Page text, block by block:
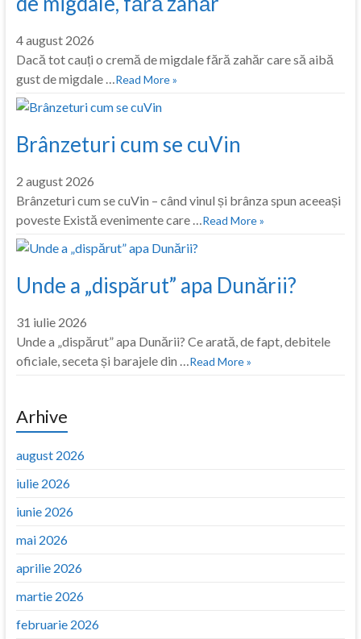
4 august 2026
Dacă tot cauți o cremă de migdale fără zahăr care să aibă
gust de migdale …Read More »
Brânzeturi cum se cuVin
2 august 2026
Brânzeturi cum se cuVin – când vinul și brânza spun aceeași
poveste Există evenimente care …Read More »
Unde a „dispărut” apa Dunării?
31 iulie 2026
Unde a „dispărut” apa Dunării? Ce arată, de fapt, debitele
oficiale, seceta și barajele din …Read More »
Arhive
august 2026
iulie 2026
iunie 2026
mai 2026
aprilie 2026
martie 2026
februarie 2026